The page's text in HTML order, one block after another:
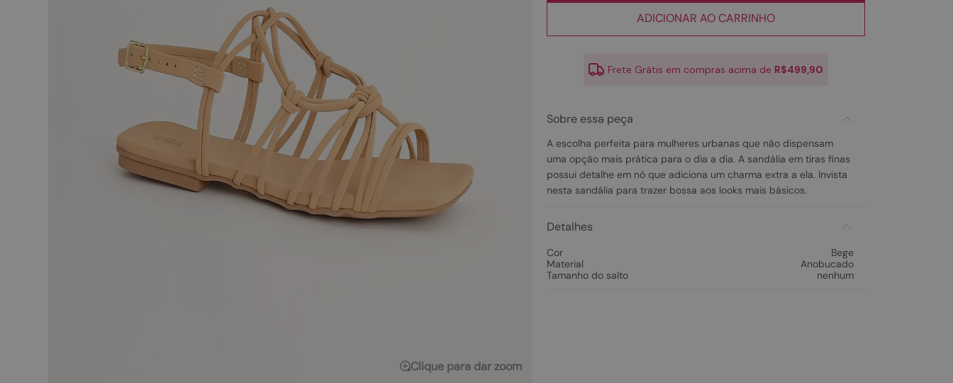
Clique para dar zoom
ADICIONAR AO CARRINHO
Frete Grátis em compras acima de R$499,90
Sobre essa peça
A escolha perfeita para mulheres urbanas que não dispensam
uma opção mais prática para o dia a dia. A sandália em tiras finas
possui detalhe em nó que adiciona um charma extra a ela. Invista
nesta sandália para trazer bossa aos looks mais básicos.
Detalhes
Cor
Bege
Material
Anobucado
Tamanho do salto
nenhum